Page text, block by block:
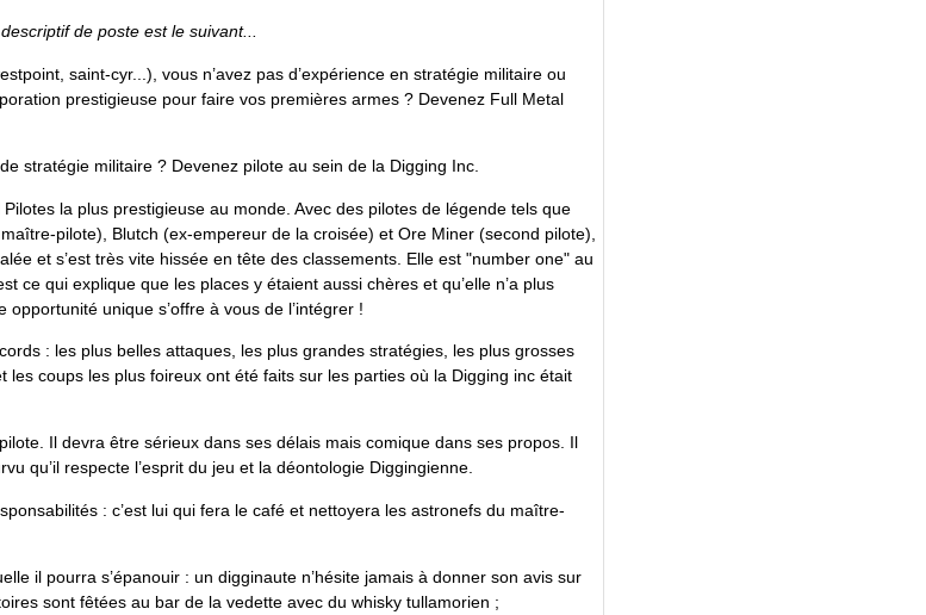
de poste est le suivant...
saint-cyr...), vous n’avez pas d’expérience en stratégie militaire ou
prestigieuse pour faire vos premières armes ? Devenez Full Metal
stratégie militaire ? Devenez pilote au sein de la Digging Inc.
la plus prestigieuse au monde. Avec des pilotes de légende tels que
pilote), Blutch (ex-empereur de la croisée) et Ore Miner (second pilote),
et s’est très vite hissée en tête des classements. Elle est "number one" au
ce qui explique que les places y étaient aussi chères et qu’elle n’a plus
unique s’offre à vous de l’intégrer !
: les plus belles attaques, les plus grandes stratégies, les plus grosses
les coups les plus foireux ont été faits sur les parties où la Digging inc était
Il devra être sérieux dans ses délais mais comique dans ses propos. Il
qu’il respecte l’esprit du jeu et la déontologie Diggingienne.
: c’est lui qui fera le café et nettoyera les astronefs du maître-
il pourra s’épanouir : un digginaute n’hésite jamais à donner son avis sur
sont fêtées au bar de la vedette avec du whisky tullamorien ;